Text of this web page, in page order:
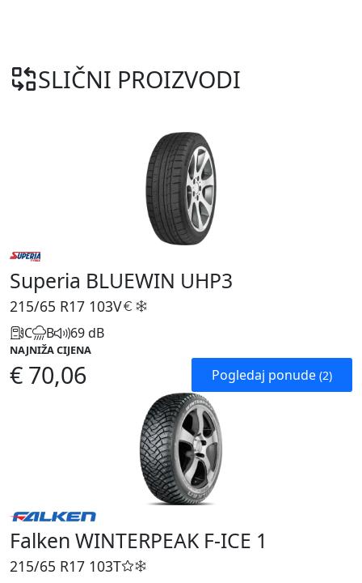
SLIČNI PROIZVODI
Superia BLUEWIN UHP3
215/65 R17 103V
C B 69 dB
NAJNIŽA CIJENA
€ 70,06 Pogledaj ponude (2)
Falken WINTERPEAK F-ICE 1
215/65 R17 103T